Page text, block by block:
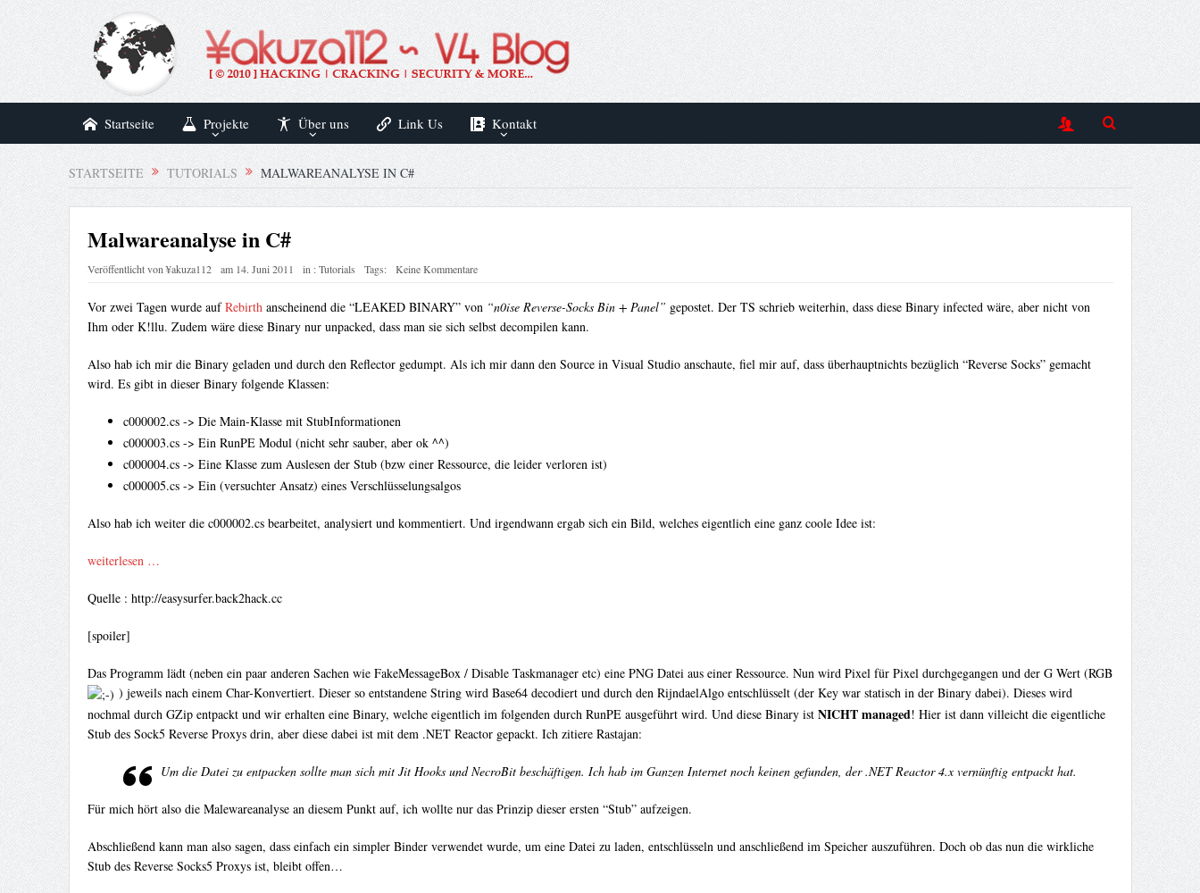
Startseite Projekte Über uns Link Us Kontakt
STARTSEITE TUTORIALS MALWAREANALYSE IN C#
Malwareanalyse in C#
Veröffentlicht von¥akuza112 am 14. Juni 2011 in :Tutorials Tags: Keine Kommentare
Vor zwei Tagen wurde aufRebirthanscheinend die “LEAKED BINARY” von“n0ise Reverse-Socks Bin + Panel” gepostet. Der TS schrieb weiterhin, dass diese Binary infected wäre, aber nicht von
Ihm oder K!llu. Zudem wäre diese Binary nur unpacked, dass man sie sich selbst decompilen kann.
Also hab ich mir die Binary geladen und durch den Reflector gedumpt. Als ich mir dann den Source in Visual Studio anschaute, fiel mir auf, dass überhauptnichts bezüglich “Reverse Socks” gemacht
wird. Es gibt in dieser Binary folgende Klassen:
c000002.cs -> Die Main-Klasse mit StubInformationen
c000003.cs -> Ein RunPE Modul (nicht sehr sauber, aber ok ^^)
c000004.cs -> Eine Klasse zum Auslesen der Stub (bzw einer Ressource, die leider verloren ist)
c000005.cs -> Ein (versuchter Ansatz) eines Verschlüsselungsalgos
Also hab ich weiter die c000002.cs bearbeitet, analysiert und kommentiert. Und irgendwann ergab sich ein Bild, welches eigentlich eine ganz coole Idee ist:
weiterlesen …
Quelle : http://easysurfer.back2hack.cc
[spoiler]
Das Programm lädt (neben ein paar anderen Sachen wie FakeMessageBox / Disable Taskmanager etc) eine PNG Datei aus einer Ressource. Nun wird Pixel für Pixel durchgegangen und der G Wert (RGB
) jeweils nach einem Char-Konvertiert. Dieser so entstandene String wird Base64 decodiert und durch den RijndaelAlgo entschlüsselt (der Key war statisch in der Binary dabei). Dieses wird
nochmal durch GZip entpackt und wir erhalten eine Binary, welche eigentlich im folgenden durch RunPE ausgeführt wird. Und diese Binary ist NICHT managed! Hier ist dann villeicht die eigentliche
Stub des Sock5 Reverse Proxys drin, aber diese dabei ist mit dem .NET Reactor gepackt. Ich zitiere Rastajan:
Um die Datei zu entpacken sollte man sich mit Jit Hooks und NecroBit beschäftigen. Ich hab im Ganzen Internet noch keinen gefunden, der .NET Reactor 4.x vernünftig entpackt hat.
Für mich hört also die Malewareanalyse an diesem Punkt auf, ich wollte nur das Prinzip dieser ersten “Stub” aufzeigen.
Abschließend kann man also sagen, dass einfach ein simpler Binder verwendet wurde, um eine Datei zu laden, entschlüsseln und anschließend im Speicher auszuführen. Doch ob das nun die wirkliche
Stub des Reverse Socks5 Proxys ist, bleibt offen…